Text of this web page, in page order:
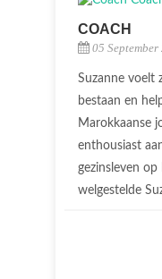
COACH
05 September
Suzanne voelt
bestaan en
Marokkaanse
enthousiast
gezinsleven
welgestelde